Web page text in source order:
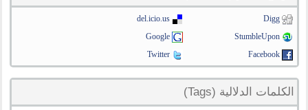
Digg
del.icio.us
StumbleUpon
Google
Facebook
Twitter
الكلمات الدلالية (Tags)